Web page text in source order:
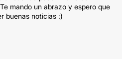
mando un abrazo y espero que
buenas noticias :)